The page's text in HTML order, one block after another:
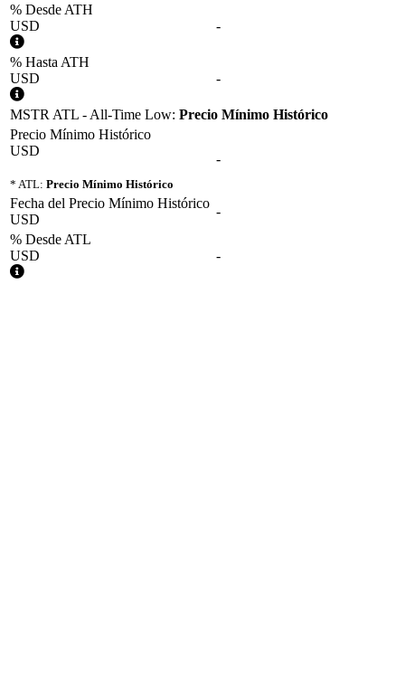
% Desde ATH
USD
-
% Hasta ATH
USD
-
MSTR ATL - All-Time Low: Precio Mínimo Histórico
Precio Mínimo Histórico
USD
* ATL: Precio Mínimo Histórico
-
Fecha del Precio Mínimo Histórico
USD
-
% Desde ATL
USD
-